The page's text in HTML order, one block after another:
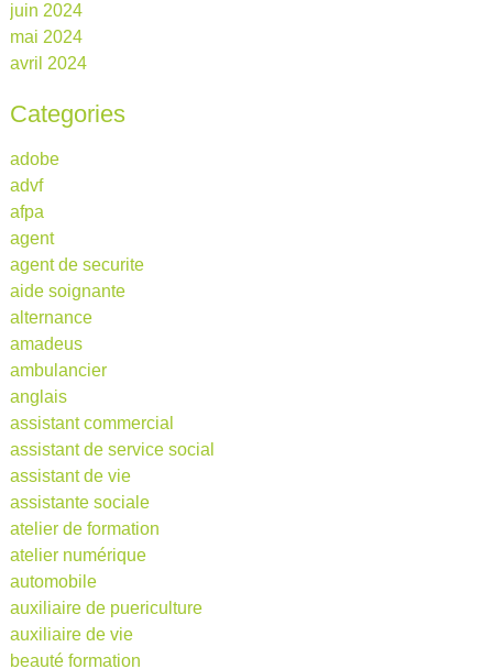
juin 2024
mai 2024
avril 2024
Categories
adobe
advf
afpa
agent
agent de securite
aide soignante
alternance
amadeus
ambulancier
anglais
assistant commercial
assistant de service social
assistant de vie
assistante sociale
atelier de formation
atelier numérique
automobile
auxiliaire de puericulture
auxiliaire de vie
beauté formation